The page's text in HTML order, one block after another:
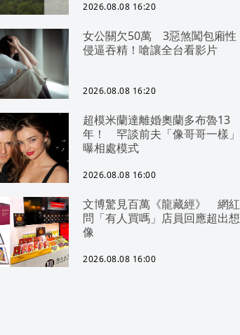
2026.08.08 16:20
女公關欠50萬 3惡煞闖包廂性
侵逼吞精！嗆讓全台看影片
2026.08.08 16:20
超模米蘭達離婚奧蘭多布魯13
年！ 罕談前夫「像哥哥一樣」
曝相處模式
2026.08.08 16:00
文博驚見百萬《龍藏經》 網紅
問「有人買嗎」店員回應超出想
像
2026.08.08 16:00